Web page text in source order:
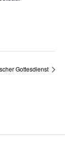
Gottesdienst